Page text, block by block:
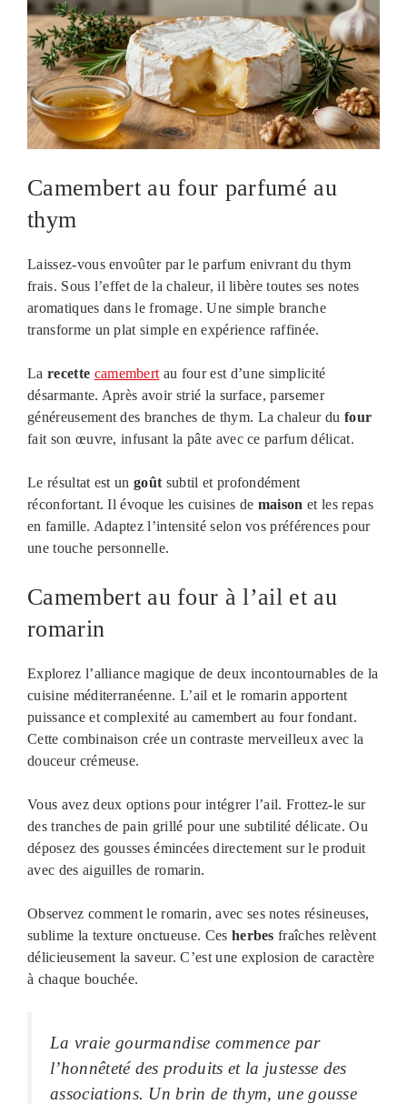
Camembert au four parfumé au
thym
Laissez-vous envoûter par le parfum enivrant du thym
frais. Sous l’effet de la chaleur, il libère toutes ses notes
aromatiques dans le fromage. Une simple branche
transforme un plat simple en expérience raffinée.
La recette camembert au four est d’une simplicité
désarmante. Après avoir strié la surface, parsemer
généreusement des branches de thym. La chaleur dufour
fait son œuvre, infusant la pâte avec ce parfum délicat.
Le résultat est ungoût subtil et profondément
réconfortant. Il évoque les cuisines de maison et les repas
en famille. Adaptez l’intensité selon vos préférences pour
une touche personnelle.
Camembert au four à l’ail et au
romarin
Explorez l’alliance magique de deux incontournables de la
cuisine méditerranéenne. L’ail et le romarin apportent
puissance et complexité au camembert au four fondant.
Cette combinaison crée un contraste merveilleux avec la
douceur crémeuse.
Vous avez deux options pour intégrer l’ail. Frottez-le sur
des tranches de pain grillé pour une subtilité délicate. Ou
déposez des gousses émincées directement sur le produit
avec des aiguilles de romarin.
Observez comment le romarin, avec ses notes résineuses,
sublime la texture onctueuse. Ces herbes fraîches relèvent
délicieusement la saveur. C’est une explosion de caractère
à chaque bouchée.
La vraie gourmandise commence par
l’honnêteté des produits et la justesse des
associations. Un brin de thym, une gousse